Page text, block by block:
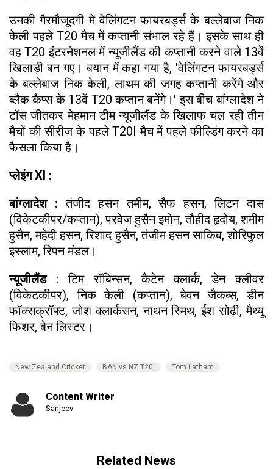
उनकी गैरमौजूदगी में वेलिंगटन फायरबर्ड्स के बल्लेबाज निक
केली पहले T20 मैच में कप्तानी संभाल रहे हैं। इसके साथ ही
वह T20 इंटरनेशनल में न्यूजीलैंड की कप्तानी करने वाले 13वें
खिलाड़ी बन गए। बयान में कहा गया है, 'वेलिंगटन फायरबर्ड्स
के बल्लेबाज निक केली, लाथम की जगह कप्तानी करेंगे और
ब्लैक कैप्स के 13वें T20 कप्तान बनेंगे।' इस बीच बांग्लादेश ने
टॉस जीतकर मेहमान टीम न्यूजीलैंड के खिलाफ चल रही तीन
मैचों की सीरीज के पहले T20I मैच में पहले फील्डिंग करने का
फैसला किया है।
प्लेइंग XI :
बांग्लादेश : तंजीद हसन तमीम, सैफ हसन, लिटन दास
(विकेटकीपर/कप्तान), परवेज हुसैन इमोन, तौहीद हृदोय, शमीम
हुसैन, महेदी हसन, रिशाद हुसैन, तंजीम हसन साकिब, शोरिफुल
इस्लाम, रिपन मंडल।
न्यूजीलैंड : टिम रॉबिन्सन, कैटेन क्लार्क, डेन क्लीवर
(विकेटकीपर), निक केली (कप्तान), बेवन जैकब्स, डीन
फॉक्सक्रॉफ्ट, जोश क्लार्कसन, नाथन स्मिथ, ईश सोढ़ी, मैथ्यू
फिशर, बेन लिस्टर।
New Zealand Cricket BAN vs NZ T20I Tom Latham
Content Writer
Sanjeev
Related News